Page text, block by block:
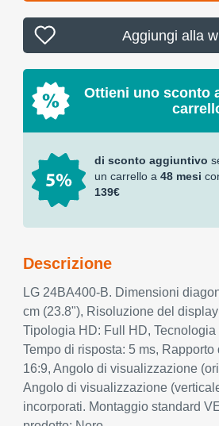
Aggiungi alla
Ottieni uno sconto
di sconto aggiuntivo
un carrello a 48 mesi
139€
Descrizione
LG 24BA400-B. Dimensioni
cm (23.8"), Risoluzione del
Tipologia HD: Full HD,
Tempo di risposta: 5 ms, Rapporto
16:9, Angolo di visualizzazione
Angolo di visualizzazione
incorporati. Montaggio standard